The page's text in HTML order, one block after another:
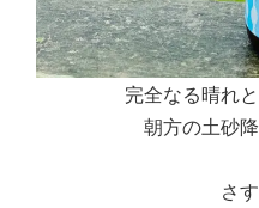
完全なる晴れ
朝方の土砂
さ